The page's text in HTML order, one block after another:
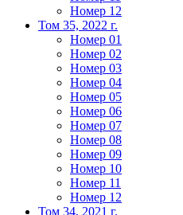
Номер 12
Том 35, 2022 г.
Номер 01
Номер 02
Номер 03
Номер 04
Номер 05
Номер 06
Номер 07
Номер 08
Номер 09
Номер 10
Номер 11
Номер 12
Том 34, 2021 г.